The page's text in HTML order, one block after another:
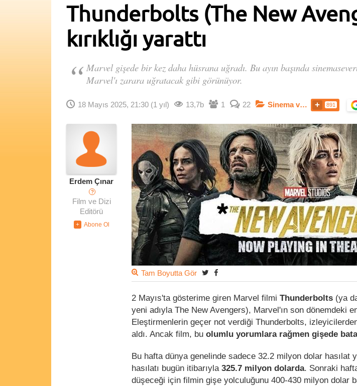
Thunderbolts (The New
kırıklığı yarattı
Marvel gişede bir kez daha hüsrana uğradı. Bu ayın başında
Marvel'ı zarara uğratacak gibi görünüyor.
18 Mayıs 2025, 21:30 (1 yıl) 13,7b 1 22 Sinema ve Dizi 891
Erdem Çınar
?
Film ve Dizi
Editörü
Tam Boyutta Gör
2 Mayıs'ta gösterime giren Marvel filmi Thunderbolts (ya
yeni adıyla The New Avengers), Marvel'ın son dönemdeki
Eleştirmenlerin geçer not verdiği Thunderbolts,
aldı. Ancak film, bu olumlu yorumlara rağmen gişede
Bu hafta dünya genelinde sadece 32.2 milyon dolar hasılat
hasılatı bugün itibarıyla 325.7 milyon dolarda. Sonraki
düşeceği için filmin gişe yolculuğunu 400-430 milyon dolar